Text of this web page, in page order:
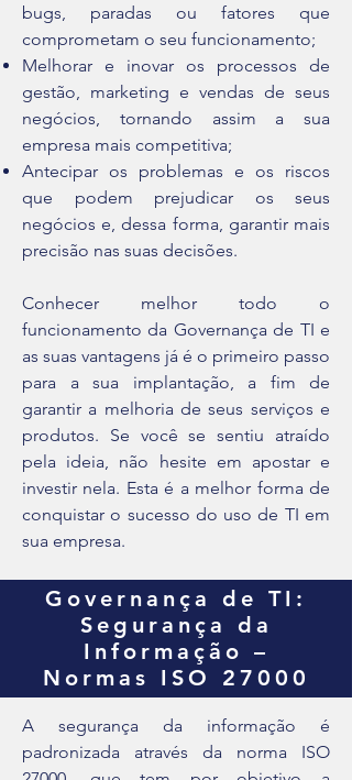
bugs, paradas ou fatores que
comprometam o seu funcionamento;
Melhorar e inovar os processos de
gestão, marketing e vendas de seus
negócios, tornando assim a sua
empresa mais competitiva;
Antecipar os problemas e os riscos
que podem prejudicar os seus
negócios e, dessa forma, garantir mais
precisão nas suas decisões.
Conhecer melhor todo o
funcionamento da Governança de TI e
as suas vantagens já é o primeiro passo
para a sua implantação, a fim de
garantir a melhoria de seus serviços e
produtos. Se você se sentiu atraído
pela ideia, não hesite em apostar e
investir nela. Esta é a melhor forma de
conquistar o sucesso do uso de TI em
sua empresa.
Governança de TI:
Segurança da
Informação –
Normas ISO 27000
A segurança da informação é
padronizada através da norma ISO